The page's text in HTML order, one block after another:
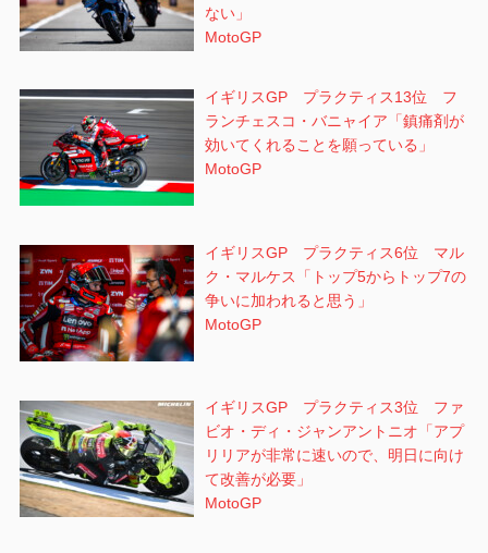
ない」
MotoGP
イギリスGP プラクティス13位 フ
ランチェスコ・バニャイア「鎮痛剤が
効いてくれることを願っている」
MotoGP
イギリスGP プラクティス6位 マル
ク・マルケス「トップ5からトップ7の
争いに加われると思う」
MotoGP
イギリスGP プラクティス3位 ファ
ビオ・ディ・ジャンアントニオ「アプ
リリアが非常に速いので、明日に向け
て改善が必要」
MotoGP